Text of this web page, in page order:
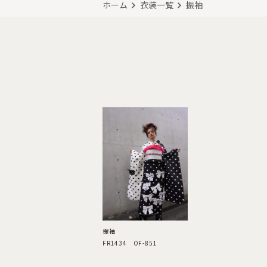
ホーム 衣装一覧 振袖
振袖
FR1434 OF-851